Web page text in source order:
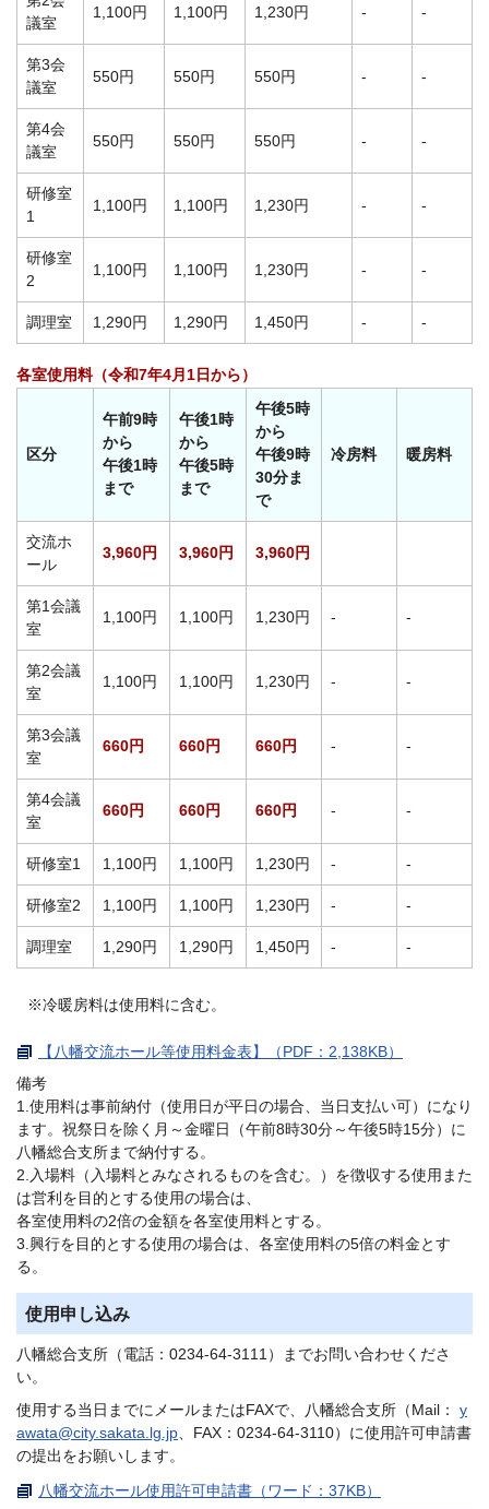
議室
1,100円 1,100円 1,230円 - -
第3会
議室
550円 550円 550円 - -
第4会
議室
550円 550円 550円 - -
研修室
1
1,100円 1,100円 1,230円 - -
研修室
2
1,100円 1,100円 1,230円 - -
調理室 1,290円 1,290円 1,450円 - -
各室使用料（令和7年4月1日から）
区分
午前9時
から
午後1時
まで
午後1時
から
午後5時
まで
午後5時
から
午後9時
30分ま
で
冷房料 暖房料
交流ホ
ール
3,960円 3,960円 3,960円
第1会議
室
1,100円 1,100円 1,230円 - -
第2会議
室
1,100円 1,100円 1,230円 - -
第3会議
室
660円 660円 660円 - -
第4会議
室
660円 660円 660円 - -
研修室1 1,100円 1,100円 1,230円 - -
研修室2 1,100円 1,100円 1,230円 - -
調理室 1,290円 1,290円 1,450円 - -
※冷暖房料は使用料に含む。
【八幡交流ホール等使用料金表】（PDF：2,138KB）
備考
1.使用料は事前納付（使用日が平日の場合、当日支払い可）になり
ます。祝祭日を除く月～金曜日（午前8時30分～午後5時15分）に
八幡総合支所まで納付する。
2.入場料（入場料とみなされるものを含む。）を徴収する使用また
は営利を目的とする使用の場合は、
各室使用料の2倍の金額を各室使用料とする。
3.興行を目的とする使用の場合は、各室使用料の5倍の料金とす
る。
使用申し込み
八幡総合支所（電話：0234-64-3111）までお問い合わせくださ
い。
使用する当日までにメールまたはFAXで、八幡総合支所（Mail： y
awata@city.sakata.lg.jp 、FAX：0234-64-3110）に使用許可申請書
の提出をお願いします。
八幡交流ホール使用許可申請書（ワード：37KB）